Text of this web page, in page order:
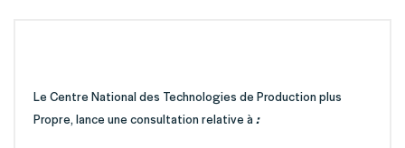
Le Centre National des Technologies de Production plus
Propre, lance une consultation relative à :